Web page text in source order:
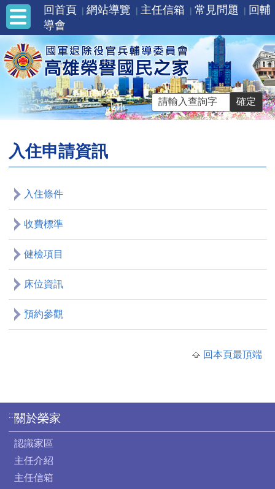
回首頁 網站導覽 主任信箱 常見問題
回輔
導會
入住申請資訊
入住條件
收費標準
健檢項目
床位資訊
預約參觀
回本頁最頂端
:::關於榮家
認識家區
主任介紹
主任信箱